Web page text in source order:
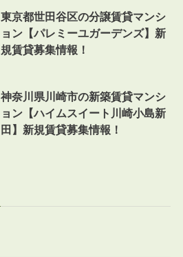
東京都世田谷区の分譲賃貸マンシ
ョン【パレミーユガーデンズ】新
規賃貸募集情報！
神奈川県川崎市の新築賃貸マンシ
ョン【ハイムスイート川崎小島新
田】新規賃貸募集情報！